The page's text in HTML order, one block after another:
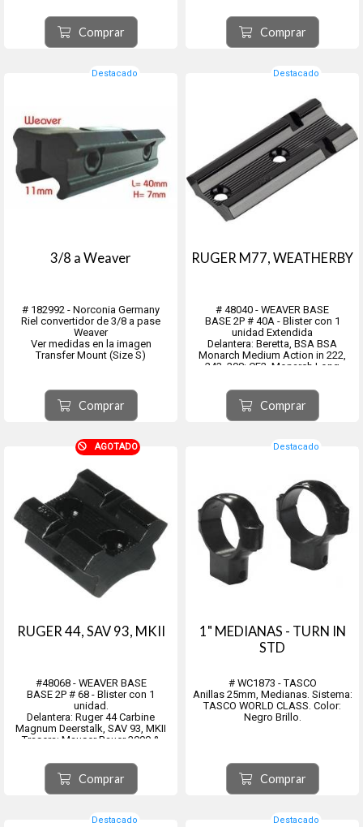
Comprar
TRASERA: Browning 52, 52C
Cerrojo, Sako 72, 75, 78,
Winchester 520, Ruger 1+, 3+.
Comprar
Destacado
3/8 a Weaver
# 182992 - Norconia Germany
Riel convertidor de 3/8 a pase
Weaver
Ver medidas en la imagen
Transfer Mount (Size S)
Comprar
Destacado
RUGER M77, WEATHERBY
# 48040 - WEAVER BASE
BASE 2P # 40A - Blister con 1
unidad Extendida
Delantera: Beretta, BSA BSA
Monarch Medium Action in 222,
243, 308; CF2, Monarch Long
Churchill, Mossberg 100 ATR, 1500,
1700, Colt, Enfield with receiver cut
down like Remington 721, H&R
317, 322, Her...
Comprar
AGOTADO
RUGER 44, SAV 93, MKII
#48068 - WEAVER BASE
BASE 2P # 68 - Blister con 1
unidad.
Delantera: Ruger 44 Carbine
Magnum Deerstalk, SAV 93, MKII
Trasera: Mauser Bauer 3000 &
Comprar
Destacado
1" MEDIANAS - TURN IN
STD
# WC1873 - TASCO
Anillas 25mm, Medianas. Sistema:
TASCO WORLD CLASS. Color:
Negro Brillo.
Comprar
Destacado Destacado